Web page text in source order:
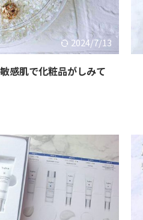
2024/7/13
感肌で化粧品がしみて